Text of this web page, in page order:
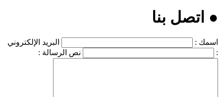
● اتصل بنا
اسمك :
البريد الإلكتروني
:
نص الرسالة :